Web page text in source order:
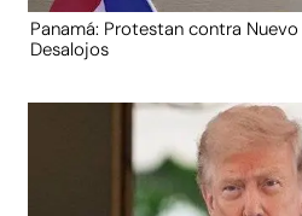
Panamá: Protestan contra
Desalojos